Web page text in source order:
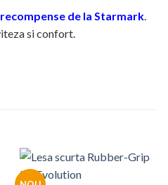
de la Starmark.
si confort.